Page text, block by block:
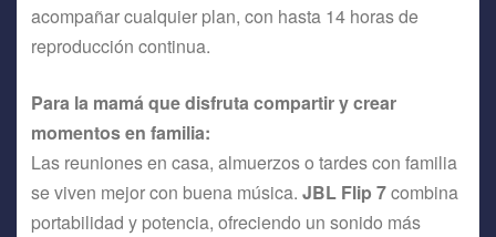
acompañar cualquier plan, con hasta 14 horas de
reproducción continua.
Para la mamá que disfruta compartir y crear
momentos en familia:
Las reuniones en casa, almuerzos o tardes con familia
se viven mejor con buena música. JBL Flip 7combina
portabilidad y potencia, ofreciendo un sonido más